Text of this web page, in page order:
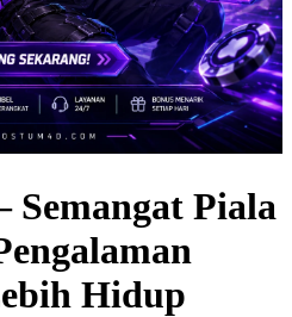
Semangat Piala
Hidup